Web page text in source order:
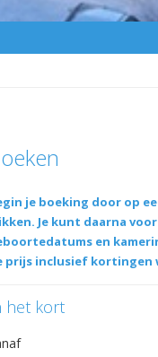
je boeking door op
Je kunt daarna
en
prijs inclusief kortingen
het kort